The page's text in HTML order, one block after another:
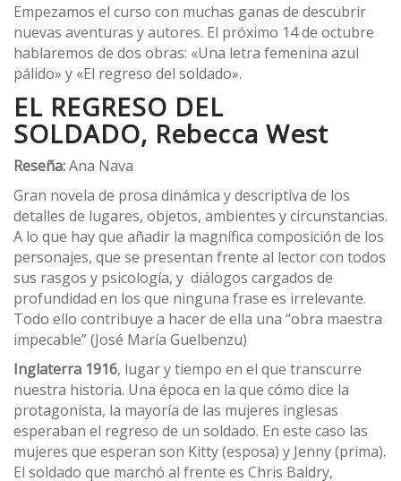
Empezamos el curso con muchas ganas de descubrir
nuevas aventuras y autores. El próximo 14 de octubre
hablaremos de dos obras: «Una letra femenina azul
pálido» y «El regreso del soldado».
EL REGRESO DEL
SOLDADO, Rebecca West
Reseña:Ana Nava
Gran novela de prosa dinámica y descriptiva de los
detalles de lugares, objetos, ambientes y circunstancias.
A lo que hay que añadir la magnífica composición de los
personajes, que se presentan frente al lector con todos
sus rasgos y psicología, y diálogos cargados de
profundidad en los que ninguna frase es irrelevante.
Todo ello contribuye a hacer de ella una “obra maestra
impecable” (José María Guelbenzu)
Inglaterra 1916, lugar y tiempo en el que transcurre
nuestra historia. Una época en la que cómo dice la
protagonista, la mayoría de las mujeres inglesas
esperaban el regreso de un soldado. En este caso las
mujeres que esperan son Kitty (esposa) y Jenny (prima).
El soldado que marchó al frente es Chris Baldry,